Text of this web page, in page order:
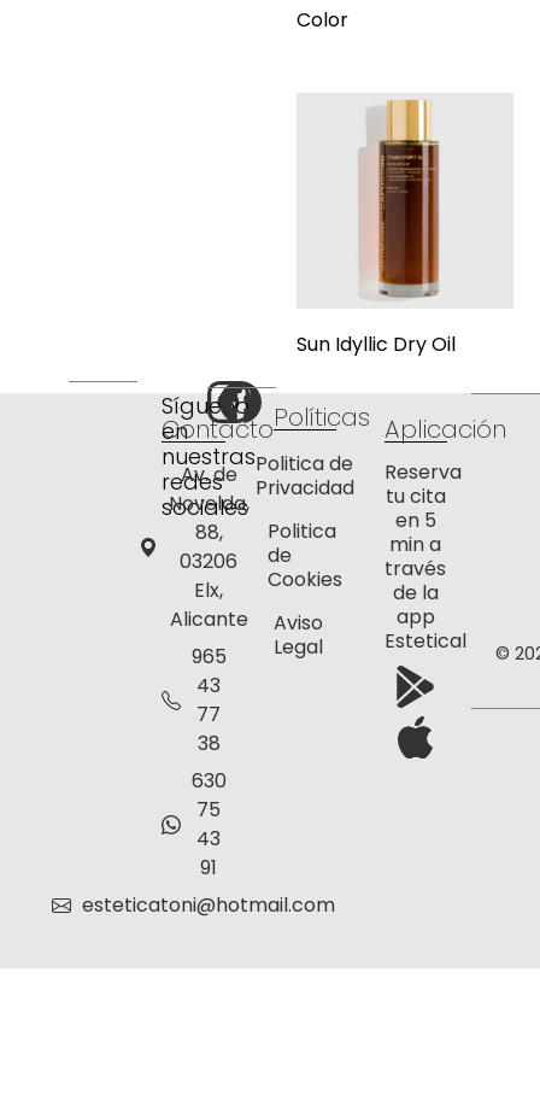
Color
Sun Idyllic Dry Oil
Síguenos
en
nuestras
redes
sociales
Contacto
Av. de
Novelda,
88,
03206
Elx,
Alicante
965
43
77
38
630
75
43
91
esteticatoni@hotmail.com
Políticas
Politica de
Privacidad
Politica
de
Cookies
Aviso
Legal
Aplicación
Reserva
tu cita
en 5
min a
través
de la
app
Estetical
©